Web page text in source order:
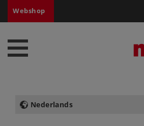
Webshop
Nederlands